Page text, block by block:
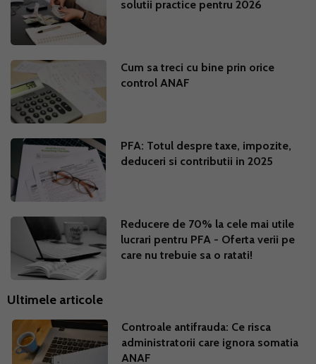
solutii practice pentru 2026
Cum sa treci cu bine prin orice
control ANAF
PFA: Totul despre taxe, impozite,
deduceri si contributii in 2025
Reducere de 70% la cele mai utile
lucrari pentru PFA - Oferta verii pe
care nu trebuie sa o ratati!
Ultimele articole
Controale antifrauda: Ce risca
administratorii care ignora somatia
ANAF